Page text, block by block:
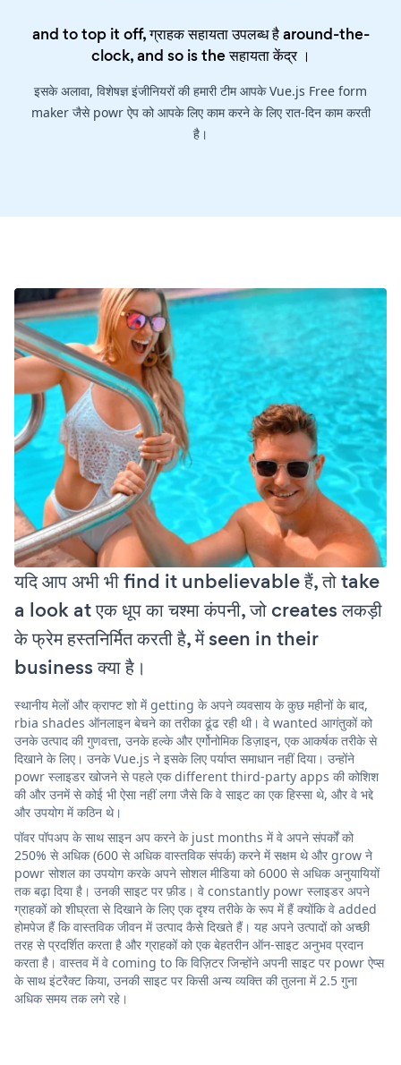
and to top it off, ग्राहक सहायता उपलब्ध है around-the-
clock, and so is theसहायता केंद्र।
इसके अलावा, विशेषज्ञ इंजीनियरों की हमारी टीम आपके Vue.js Free form
maker जैसे powr ऐप को आपके लिए काम करने के लिए रात-दिन काम करती
है।
यदि आप अभी भी find it unbelievable हैं, तो take
a look at एक धूप का चश्मा कंपनी, जो creates लकड़ी
के फ्रेम हस्तनिर्मित करती है, में seen in their
business क्या है।
स्थानीय मेलों और क्राफ्ट शो में getting के अपने व्यवसाय के कुछ महीनों के बाद,
rbia shades ऑनलाइन बेचने का तरीका ढूंढ रही थी। वे wanted आगंतुकों को
उनके उत्पाद की गुणवत्ता, उनके हल्के और एर्गोनोमिक डिज़ाइन, एक आकर्षक तरीके से
दिखाने के लिए। उनके Vue.js ने इसके लिए पर्याप्त समाधान नहीं दिया। उन्होंने
powr स्लाइडर खोजने से पहले एक different third-party apps की कोशिश
की और उनमें से कोई भी ऐसा नहीं लगा जैसे कि वे साइट का एक हिस्सा थे, और वे भद्दे
और उपयोग में कठिन थे।
पॉवर पॉपअप के साथ साइन अप करने के just months में वे अपने संपर्कों को
250% से अधिक (600 से अधिक वास्तविक संपर्क) करने में सक्षम थे और grow ने
powr सोशल का उपयोग करके अपने सोशल मीडिया को 6000 से अधिक अनुयायियों
तक बढ़ा दिया है। उनकी साइट पर फ़ीड। वे constantly powr स्लाइडर अपने
ग्राहकों को शीघ्रता से दिखाने के लिए एक दृश्य तरीके के रूप में हैं क्योंकि वे added
होमपेज हैं कि वास्तविक जीवन में उत्पाद कैसे दिखते हैं। यह अपने उत्पादों को अच्छी
तरह से प्रदर्शित करता है और ग्राहकों को एक बेहतरीन ऑन-साइट अनुभव प्रदान
करता है। वास्तव में वे coming to कि विज़िटर जिन्होंने अपनी साइट पर powr ऐप्स
के साथ इंटरैक्ट किया, उनकी साइट पर किसी अन्य व्यक्ति की तुलना में 2.5 गुना
अधिक समय तक लगे रहे।